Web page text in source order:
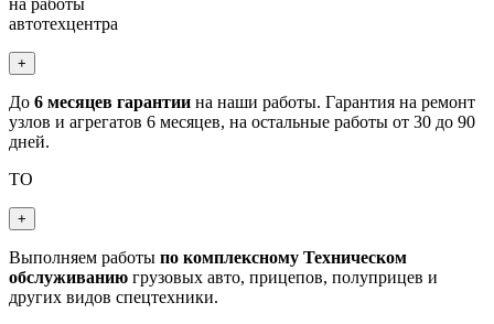
на работы
автотехцентра
+
До 6 месяцев гарантии на наши работы. Гарантия на ремонт
узлов и агрегатов 6 месяцев, на остальные работы от 30 до 90
дней.
ТО
+
Выполняем работы по комплексному Техническом
обслуживанию грузовых авто, прицепов, полуприцев и
других видов спецтехники.